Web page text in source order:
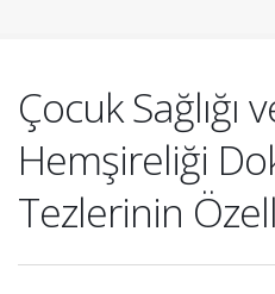
Çocuk Sağlığı
Hemşireliği
Tezlerinin